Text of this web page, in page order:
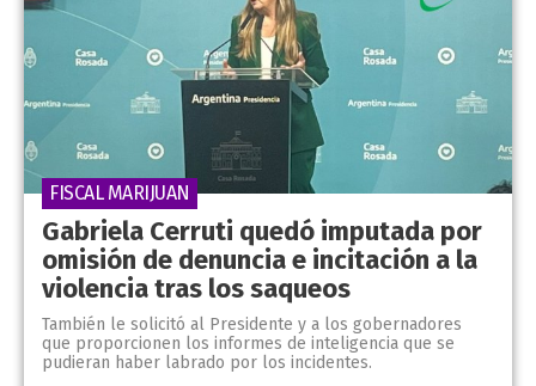
Gabriela Cerruti quedó imputada por
omisión de denuncia e incitación a la
violencia tras los saqueos
También le solicitó al Presidente y a los gobernadores
que proporcionen los informes de inteligencia que se
pudieran haber labrado por los incidentes.
FISCAL MARIJUAN